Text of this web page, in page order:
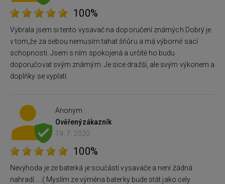
100%
Vybrala jsem si tento vysavač na doporučení známých.Dobrý je
v tom,že za sebou nemusím tahat šňůru a má výborné sací
schopnosti. Jsem s ním spokojená a určitě ho budu
doporučovat svým známým. Je sice dražší, ale svým výkonem a
doplňky se vyplatí.
Anonym
Ověřenýzákazník
19. 7. 2020
100%
Nevýhoda je ze baterká je součástí vysavače a není žádná
nahradí....:( Myslím ze výměna baterky bude stát jako cely